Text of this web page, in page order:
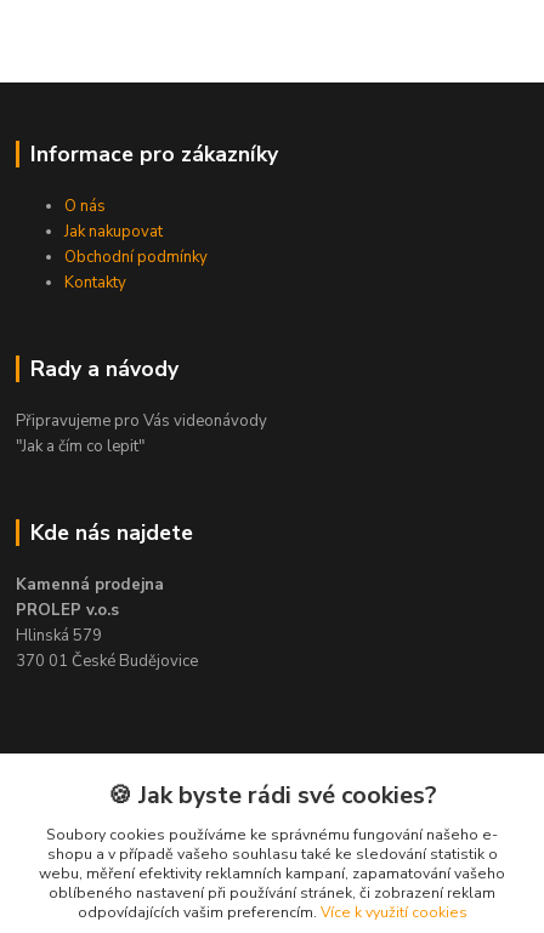
Informace pro zákazníky
O nás
Jak nakupovat
Obchodní podmínky
Kontakty
Rady a návody
Připravujeme pro Vás videonávody
"Jak a čím co lepit"
Kde nás najdete
Kamenná prodejna
PROLEP v.o.s
Hlinská 579
370 01 České Budějovice
Kontakt
Pavel Šedivý
+420 602 148 895
Pracovní doba PO - PÁ: 8,00-16,30
🍪 Jak byste rádi své cookies?
Soubory cookies používáme ke správnému fungování našeho e-
shopu a v případě vašeho souhlasu také ke sledování statistik o
webu, měření efektivity reklamních kampaní, zapamatování vašeho
oblíbeného nastavení při používání stránek, či zobrazení reklam
odpovídajících vašim preferencím. Více k využití cookies